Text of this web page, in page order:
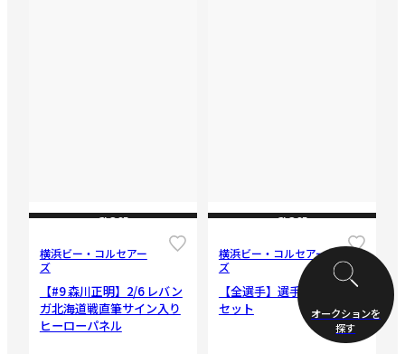
CLOSE
横浜ビー・コルセアー
ズ
【#9 森川正明】2/6 レバン
ガ北海道戦直筆サイン入り
ヒーローパネル
CLOSE
横浜ビー・コルセアー
ズ
【全選手】選手チェキ15枚
セット
オークションを
探す